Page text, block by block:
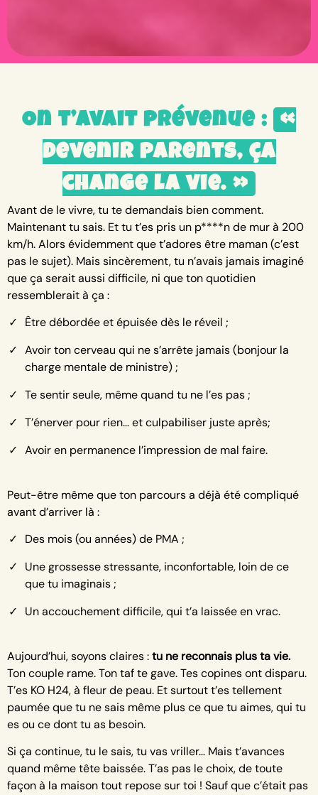
On t’avait prévenue :
«
Devenir parents, ça
change la vie. »
Avant de le vivre, tu te demandais bien comment.
Maintenant tu sais. Et tu t’es pris un p****n de mur à 200
km/h. Alors évidemment que t’adores être maman (c’est
pas le sujet). Mais sincèrement, tu n’avais jamais imaginé
que ça serait aussi difficile, ni que ton quotidien
ressemblerait à ça :
Être débordée et épuisée dès le réveil ;
Avoir ton cerveau qui ne s’arrête jamais (bonjour la
charge mentale de ministre) ;
Te sentir seule, même quand tu ne l’es pas ;
T’énerver pour rien… et culpabiliser juste après;
Avoir en permanence l’impression de mal faire.
Peut-être même que ton parcours a déjà été compliqué
avant d’arriver là :
Des mois (ou années) de PMA ;
Une grossesse stressante, inconfortable, loin de ce
que tu imaginais ;
Un accouchement difficile, qui t’a laissée en vrac.
Aujourd’hui, soyons claires :tu ne reconnais plus ta vie.
Ton couple rame. Ton taf te gave. Tes copines ont disparu.
T’es KO H24, à fleur de peau. Et surtout t’es tellement
paumée que tu ne sais même plus ce que tu aimes, qui tu
es ou ce dont tu as besoin.
Si ça continue, tu le sais, tu vas vriller… Mais t’avances
quand même tête baissée. T’as pas le choix, de toute
façon à la maison tout repose sur toi ! Sauf que c’était pas